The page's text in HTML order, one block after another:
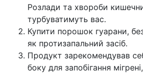
Розлади та хвороби
турбуватимуть вас.
Купити порошок гуарани,
як протизапальний засіб.
Продукт зарекомендував
боку для запобігання